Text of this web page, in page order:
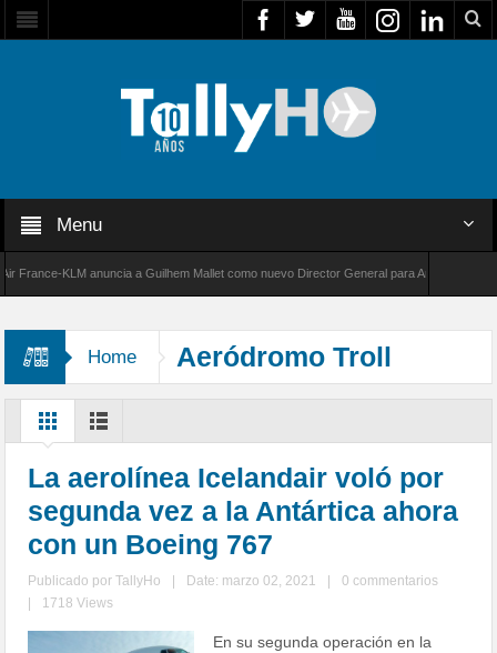
Menu
KLM anuncia a Guilhem Mallet como nuevo Director General para América Latina
Home Aeródromo Troll
La aerolínea Icelandair voló por
segunda vez a la Antártica ahora
con un Boeing 767
Publicado porTallyHo Date: marzo 02, 2021
0 commentarios
1718 Views
En su segunda operación en la